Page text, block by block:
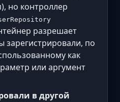
но контроллер
разрешает
зарегистрировали, по
как
или аргумент
в другой